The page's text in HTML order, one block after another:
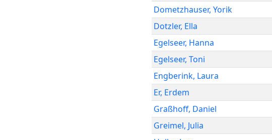
Dometzhauser, Yorik
Dotzler, Ella
Egelseer, Hanna
Egelseer, Toni
Engberink, Laura
Er, Erdem
Graßhoff, Daniel
Greimel, Julia